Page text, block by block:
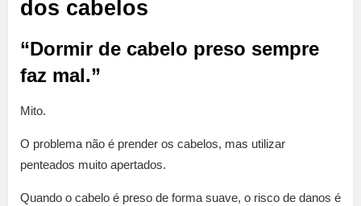
dos cabelos
“Dormir de cabelo preso sempre
faz mal.”
Mito.
O problema não é prender os cabelos, mas utilizar
penteados muito apertados.
Quando o cabelo é preso de forma suave, o risco de danos é